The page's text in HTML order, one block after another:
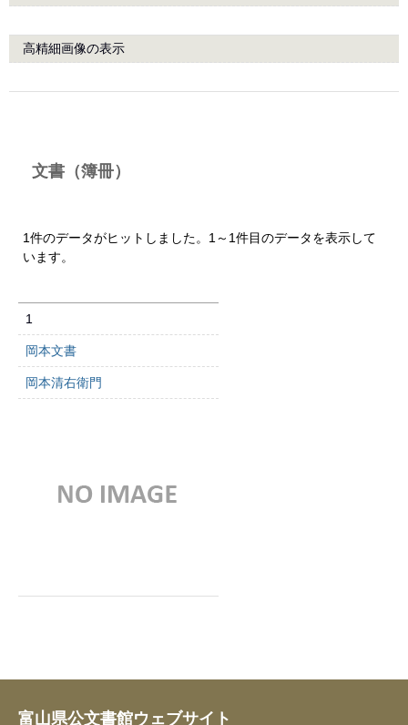
高精細画像の表示
文書（簿冊）
1件のデータがヒットしました。1～1件目のデータを表示して
います。
1
岡本文書
岡本清右衛門
富山県公文書館ウェブサイト